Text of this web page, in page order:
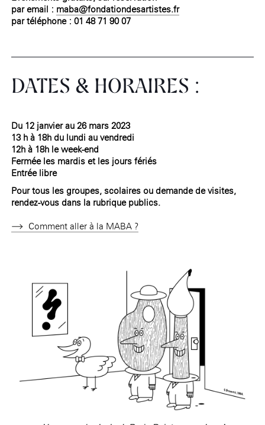
par email : maba@fondationdesartistes.fr
par téléphone : 01 48 71 90 07
DATES & HORAIRES :
Du 12 janvier au 26 mars 2023
13 h à 18h du lundi au vendredi
12h à 18h le week-end
Fermée les mardis et les jours fériés
Entrée libre
Pour tous les groupes, scolaires ou demande de visites,
rendez-vous dans la rubrique publics.
Comment aller à la MABA ?